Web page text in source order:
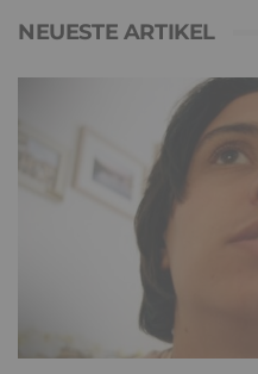
NEUESTE ARTIKEL